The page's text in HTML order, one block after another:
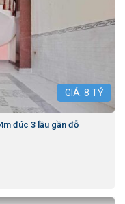
GIÁ: 8 TỶ
đúc 3 lầu gần đỗ